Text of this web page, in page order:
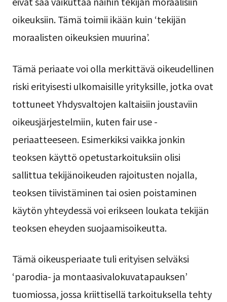
oikeuksiin. Tämä toimii ikään kuin ‘tekijän
moraalisten oikeuksien muurina’.
Tämä periaate voi olla merkittävä oikeudellinen
riski erityisesti ulkomaisille yrityksille, jotka ovat
tottuneet Yhdysvaltojen kaltaisiin joustaviin
oikeusjärjestelmiin, kuten fair use -
periaatteeseen. Esimerkiksi vaikka jonkin
teoksen käyttö opetustarkoituksiin olisi
sallittua tekijänoikeuden rajoitusten nojalla,
teoksen tiivistäminen tai osien poistaminen
käytön yhteydessä voi erikseen loukata tekijän
teoksen eheyden suojaamisoikeutta.
Tämä oikeusperiaate tuli erityisen selväksi
‘parodia- ja montaasivalokuvatapauksen’
tuomiossa, jossa kriittisellä tarkoituksella tehty